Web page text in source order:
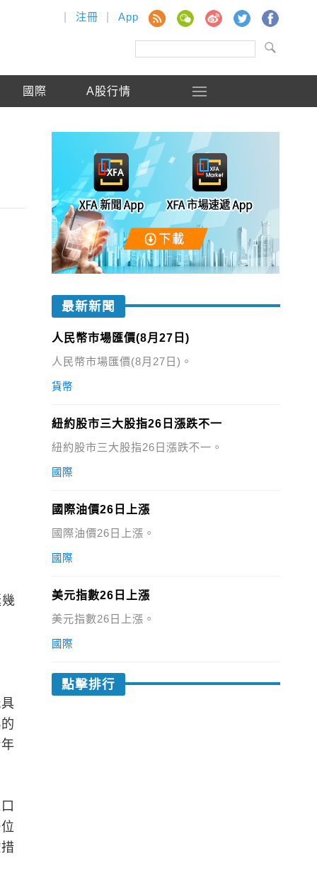
注冊 App
國際 A股行情
最新新聞
人民幣市場匯價(8月27日)
人民幣市場匯價(8月27日)。
貨幣
紐約股市三大股指26日漲跌不一
紐約股市三大股指26日漲跌不一。
國際
國際油價26日上漲
國際油價26日上漲。
國際
美元指數26日上漲
美元指數26日上漲。
國際
點擊排行